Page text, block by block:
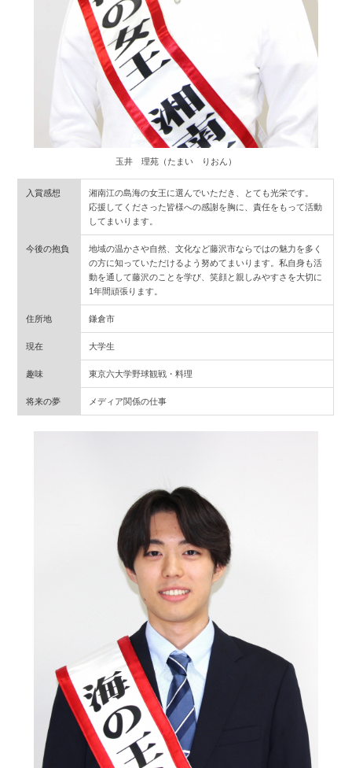
玉井 理苑（たまい りおん）
入賞感想
湘南江の島海の女王に選んでいただき、とても光栄です。
応援してくださった皆様への感謝を胸に、責任をもって活動
してまいります。
今後の抱負
地域の温かさや自然、文化など藤沢市ならではの魅力を多く
の方に知っていただけるよう努めてまいります。私自身も活
動を通して藤沢のことを学び、笑顔と親しみやすさを大切に
1年間頑張ります。
住所地 鎌倉市
現在 大学生
趣味 東京六大学野球観戦・料理
将来の夢 メディア関係の仕事